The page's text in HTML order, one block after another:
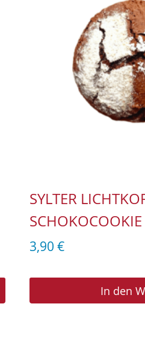
SYLTER
SCHOKOCOOKIE
3,90€
In den